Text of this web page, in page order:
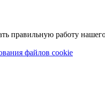
правильную работу нашего
файлов cookie